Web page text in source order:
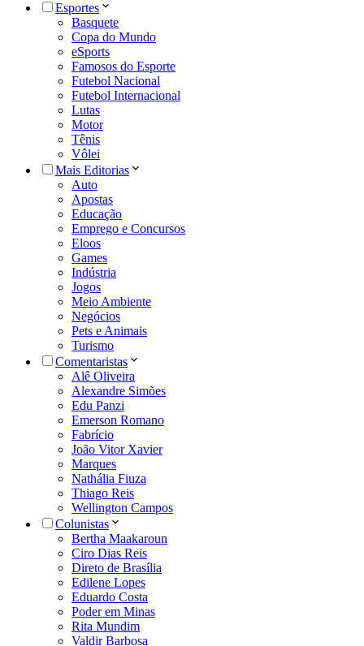
Esportes
Basquete
Copa do Mundo
eSports
Famosos do Esporte
Futebol Nacional
Futebol Internacional
Lutas
Motor
Tênis
Vôlei
Mais Editorias
Auto
Apostas
Educação
Emprego e Concursos
Eloos
Games
Indústria
Jogos
Meio Ambiente
Negócios
Pets e Animais
Turismo
Comentaristas
Alê Oliveira
Alexandre Simões
Edu Panzi
Emerson Romano
Fabrício
João Vitor Xavier
Marques
Nathália Fiuza
Thiago Reis
Wellington Campos
Colunistas
Bertha Maakaroun
Ciro Dias Reis
Direto de Brasília
Edilene Lopes
Eduardo Costa
Poder em Minas
Rita Mundim
Valdir Barbosa